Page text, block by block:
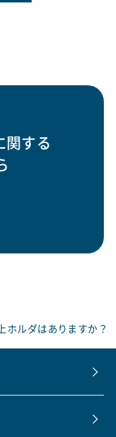
関する
ホルダはありますか？